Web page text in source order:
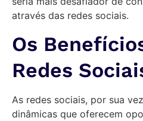
através das redes sociais.
Os
Redes
As redes sociais, por sua
dinâmicas que oferecem